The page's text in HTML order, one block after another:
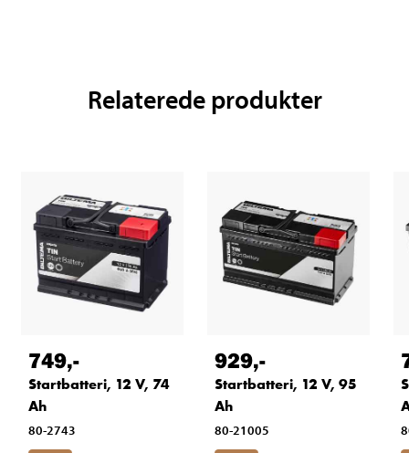
Relaterede produkter
749,-
Startbatteri, 12 V, 74
Ah
80-2743
929,-
Startbatteri, 12 V, 95
Ah
80-21005